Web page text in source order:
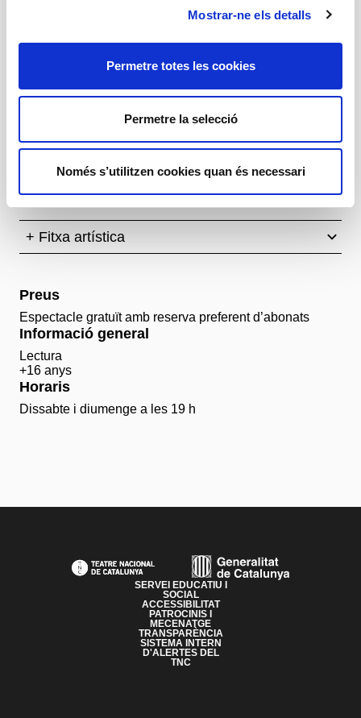
Mostrar-ne els detalls
Permetre totes les cookies
Permetre la selecció
Només s’utilitzen cookies quan és necessari
Repartiment en curs
+ Fitxa artística
Preus
Espectacle gratuït amb reserva preferent d’abonats
Informació general
Lectura
+16 anys
Horaris
Dissabte i diumenge a les 19 h
SERVEI EDUCATIU I
SOCIAL
ACCESSIBILITAT
PATROCINIS I
MECENATGE
TRANSPARÈNCIA
SISTEMA INTERN
D'ALERTES DEL
TNC